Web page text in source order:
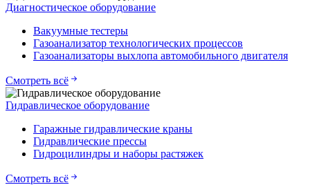
Диагностическое оборудование
Вакуумные тестеры
Газоанализатор технологических процессов
Газоанализаторы выхлопа автомобильного двигателя
Смотреть всё
Гидравлическое оборудование
Гаражные гидравлические краны
Гидравлические прессы
Гидроцилиндры и наборы растяжек
Смотреть всё